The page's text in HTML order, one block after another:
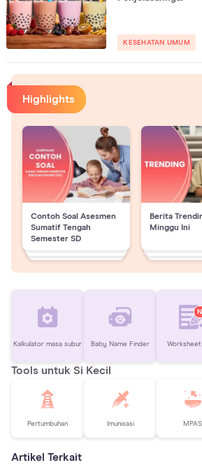
KESEHATAN UMUM
Highlights
Contoh Soal Asesmen
Sumatif Tengah
Semester SD
Berita
Minggu Ini
Kalkulator masa subur Baby Name Finder Worksheet
Tools untuk Si Kecil
Pertumbuhan Imunisasi MPASI
Artikel Terkait